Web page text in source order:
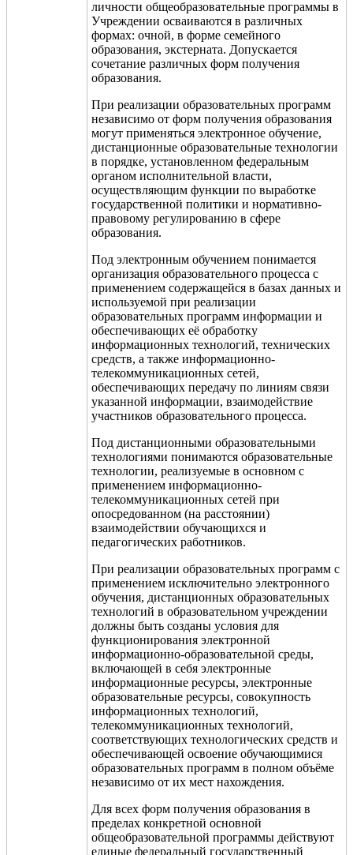
личности общеобразовательные программы в
Учреждении осваиваются в различных
формах: очной, в форме семейного
образования, экстерната. Допускается
сочетание различных форм получения
образования.
При реализации образовательных программ
независимо от форм получения образования
могут применяться электронное обучение,
дистанционные образовательные технологии
в порядке, установленном федеральным
органом исполнительной власти,
осуществляющим функции по выработке
государственной политики и нормативно-
правовому регулированию в сфере
образования.
Под электронным обучением понимается
организация образовательного процесса с
применением содержащейся в базах данных и
используемой при реализации
образовательных программ информации и
обеспечивающих её обработку
информационных технологий, технических
средств, а также информационно­-
телекоммуникационных сетей,
обеспечивающих передачу по линиям связи
указанной информации, взаимодействие
участников образовательного процесса.
Под дистанционными образовательными
технологиями понимаются образовательные
технологии, реализуемые в основном с
применением информационно-
телекоммуникационных сетей при
опосредованном (на расстоянии)
взаимодействии обучающихся и
педагогических работников.
При реализации образовательных программ с
применением исключительно электронного
обучения, дистанционных образовательных
технологий в образовательном учреждении
должны быть созданы условия для
функционирования электронной
информационно-образовательной среды,
включающей в себя электронные
информационные ресурсы, электронные
образовательные ресурсы, совокупность
информационных технологий,
телекоммуникационных технологий,
соответствующих технологических средств и
обеспечивающей освоение обучающимися
образовательных программ в полном объёме
независимо от их мест нахождения.
Для всех форм получения образования в
пределах конкретной основной
общеобразовательной программы действуют
единые федеральный государственный